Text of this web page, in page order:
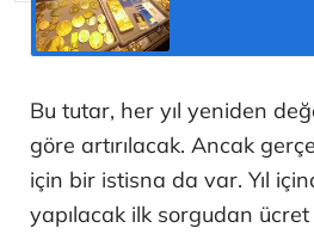
Bu tutar, her yıl yeniden
göre artırılacak. Ancak
için bir istisna da var. Yıl
yapılacak ilk sorgudan ücret